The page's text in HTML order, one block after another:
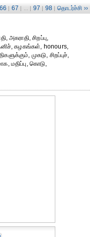
66 | 67 | ... | 97 | 98 | தொடர்ச்சி ››
அகராதி, சிறப்பு,
கழகங்கள், honours,
முகடு, சிறப்புச்,
மதிப்பு, கொடு,